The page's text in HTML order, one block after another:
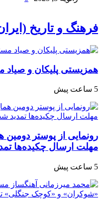
فرهنگ و تاریخ
همزیستی پلیکان و صیاد
5 ساعت پیش
رونمایی از پوستر
مهلت ارسال چکیده‌ها
5 ساعت پیش